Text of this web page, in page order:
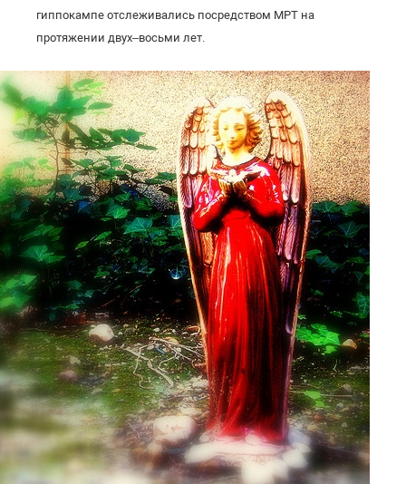
гиппокампе отслеживались посредством МРТ на
протяжении двух–восьми лет.